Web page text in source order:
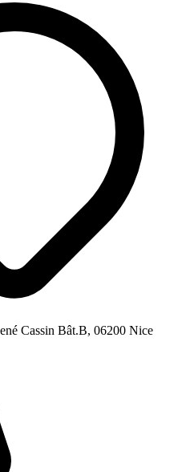
Cassin Bât.B, 06200 Nice